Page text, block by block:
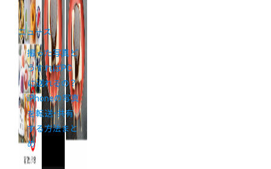
ニュース
撮った写真ど
うすればPC
に送れるの？
iPhoneの写真
を転送・共有
する方法まと
め